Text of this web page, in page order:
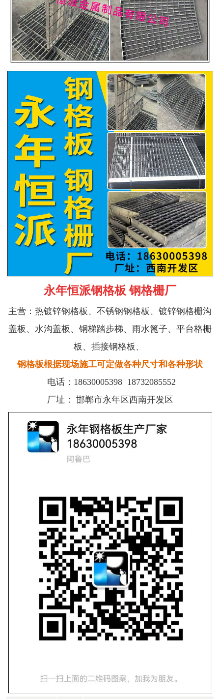
永年恒派钢格板 钢格栅厂
主营：热镀锌钢格板、不锈钢钢格板、镀锌钢格栅沟
盖板、水沟盖板、钢梯踏步梯、雨水篦子、平台格栅
板、插接钢格板、
钢格板根据现场施工可定做各种尺寸和各种形状
电话： 18630005398 18732085552
厂址：
邯郸市永年区西南开发区